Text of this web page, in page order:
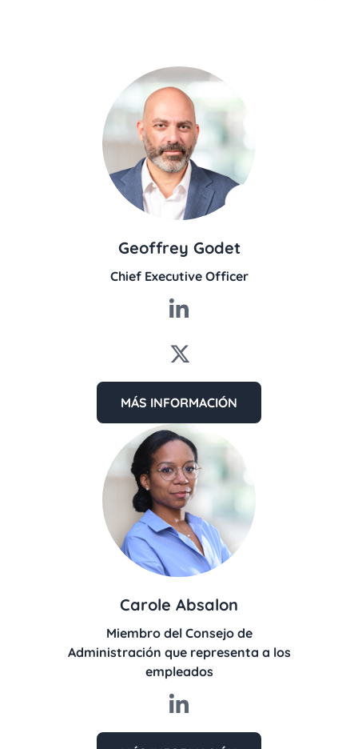
Geoffrey Godet
Chief Executive Officer
MÁS INFORMACIÓN
Carole Absalon
Miembro del Consejo de
Administración que representa a los
empleados